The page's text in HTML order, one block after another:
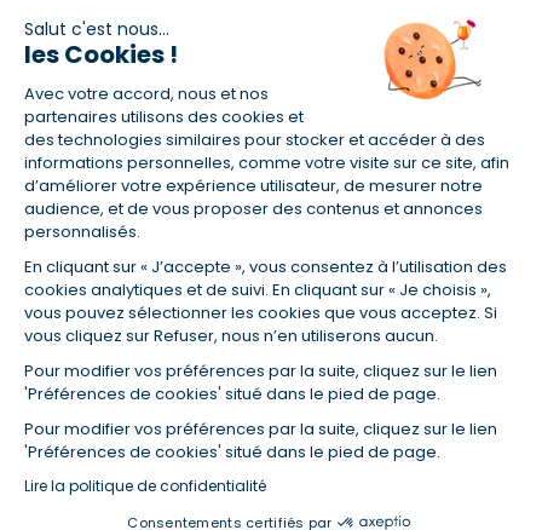
Salut c'est nous...
les Cookies !
Avec votre accord, nous et nos
partenaires utilisons des cookies et
des technologies similaires pour stocker et accéder à des
informations personnelles, comme votre visite sur ce site, afin
d’améliorer votre expérience utilisateur, de mesurer notre
audience, et de vous proposer des contenus et annonces
personnalisés.
En cliquant sur « J’accepte », vous consentez à l’utilisation des
cookies analytiques et de suivi. En cliquant sur « Je choisis »,
vous pouvez sélectionner les cookies que vous acceptez. Si
vous cliquez sur Refuser, nous n’en utiliserons aucun.
Pour modifier vos préférences par la suite, cliquez sur le lien
'Préférences de cookies' situé dans le pied de page.
Pour modifier vos préférences par la suite, cliquez sur le lien
'Préférences de cookies' situé dans le pied de page.
Lire la politique de confidentialité
Consentements certifiés par
(1) Taux fixe national hors assurance et selon votre profil
(2) Économie de 65 % pour l'assurance d'un prêt amortissable de 330
457,23 € à 0,90 % sur 19,5 ans, accordé à un salarié non cadre assuré à
100 % (décès, PTIA, IPP, ITT, IPP) âgé de 36 ans fumeur et une personne
salariée non cadre assurée à 100 % (décès, PTIA, IPP, ITT, IPP) âgée de 35
ans et non-fumeur, tous deux sans risque médical connu. Au
14/07/2019, coût de l'assurance proposée par la banque 179,08 €/mois
en moyenne contre 64,60 €/mois en moyenne au 14/07/2022 avec
Empruntis.com (TAEA : 0,44 %, coût total de l'assurance : 15 117,65 €).
(3) Taux minimum pour un crédit consommation d'un montant fixé entre
5 000 et 20 000 euros, selon profil et durée.
(4) La diminution du montant des mensualités entraîne l'allongement
de la durée de remboursement ainsi que la hausse du coût total du
(5) Banques de réseau, mutualistes, spécialisées, directions
régionales, organismes de crédit selon votre profil et votre demande.
Mutuelles, compagnies et courtiers d'assurances. Selon votre profil et
votre demande.
régionales, organismes de crédit, selon votre profil et votre demande.